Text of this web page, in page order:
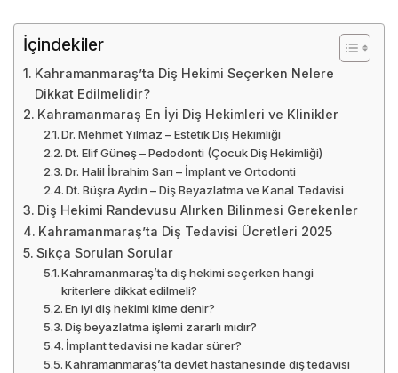
İçindekiler
Kahramanmaraş’ta Diş Hekimi Seçerken Nelere
Dikkat Edilmelidir?
Kahramanmaraş En İyi Diş Hekimleri ve Klinikler
Dr. Mehmet Yılmaz – Estetik Diş Hekimliği
Dt. Elif Güneş – Pedodonti (Çocuk Diş Hekimliği)
Dr. Halil İbrahim Sarı – İmplant ve Ortodonti
Dt. Büşra Aydın – Diş Beyazlatma ve Kanal Tedavisi
Diş Hekimi Randevusu Alırken Bilinmesi Gerekenler
Kahramanmaraş’ta Diş Tedavisi Ücretleri 2025
Sıkça Sorulan Sorular
Kahramanmaraş’ta diş hekimi seçerken hangi
kriterlere dikkat edilmeli?
En iyi diş hekimi kime denir?
Diş beyazlatma işlemi zararlı mıdır?
İmplant tedavisi ne kadar sürer?
Kahramanmaraş’ta devlet hastanesinde diş tedavisi